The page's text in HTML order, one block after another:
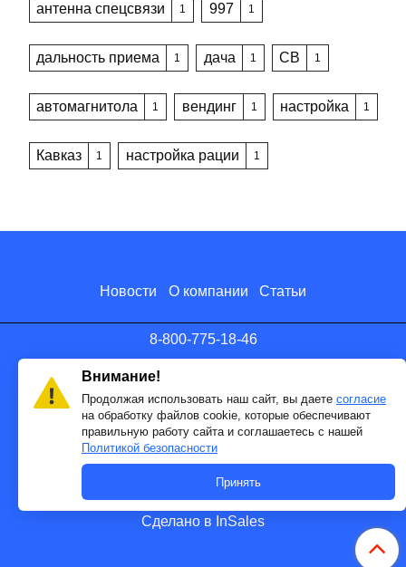
антенна спецсвязи 1 997 1
дальность приема 1 дача 1 CB 1
автомагнитола 1 вендинг 1 настройка 1
Кавказ 1 настройка рации 1
Новости О компании Статьи
8-800-775-18-46
info@antenna.ru
Сделано в InSales
Внимание!
Продолжая использовать наш сайт, вы даете согласие
на обработку файлов cookie, которые обеспечивают
правильную работу сайта и соглашаетесь с нашей
Политикой безопасности
Принять